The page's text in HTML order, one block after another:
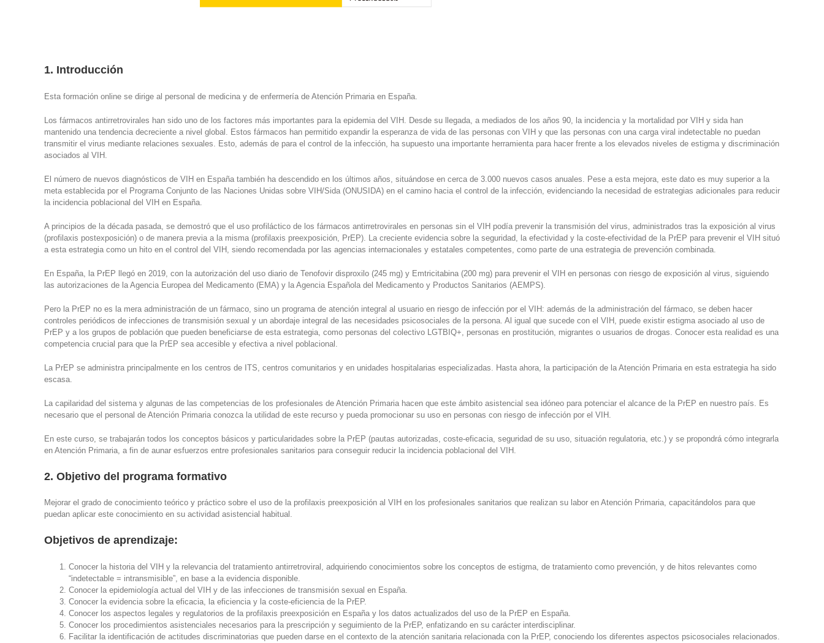
1. Introducción
Esta formación online se dirige al personal de medicina y de enfermería de Atención Primaria en España.
Los fármacos antirretrovirales han sido uno de los factores más importantes para la epidemia del VIH. Desde su llegada, a mediados de los años 90, la incidencia y la mortalidad por VIH y sida han
mantenido una tendencia decreciente a nivel global. Estos fármacos han permitido expandir la esperanza de vida de las personas con VIH y que las personas con una carga viral indetectable no puedan
transmitir el virus mediante relaciones sexuales. Esto, además de para el control de la infección, ha supuesto una importante herramienta para hacer frente a los elevados niveles de estigma y discriminación
asociados al VIH.
El número de nuevos diagnósticos de VIH en España también ha descendido en los últimos años, situándose en cerca de 3.000 nuevos casos anuales. Pese a esta mejora, este dato es muy superior a la
meta establecida por el Programa Conjunto de las Naciones Unidas sobre VIH/Sida (ONUSIDA) en el camino hacia el control de la infección, evidenciando la necesidad de estrategias adicionales para reducir
la incidencia poblacional del VIH en España.
A principios de la década pasada, se demostró que el uso profiláctico de los fármacos antirretrovirales en personas sin el VIH podía prevenir la transmisión del virus, administrados tras la exposición al virus
(profilaxis postexposición) o de manera previa a la misma (profilaxis preexposición, PrEP). La creciente evidencia sobre la seguridad, la efectividad y la coste-efectividad de la PrEP para prevenir el VIH situó
a esta estrategia como un hito en el control del VIH, siendo recomendada por las agencias internacionales y estatales competentes, como parte de una estrategia de prevención combinada.
En España, la PrEP llegó en 2019, con la autorización del uso diario de Tenofovir disproxilo (245 mg) y Emtricitabina (200 mg) para prevenir el VIH en personas con riesgo de exposición al virus, siguiendo
las autorizaciones de la Agencia Europea del Medicamento (EMA) y la Agencia Española del Medicamento y Productos Sanitarios (AEMPS).
Pero la PrEP no es la mera administración de un fármaco, sino un programa de atención integral al usuario en riesgo de infección por el VIH: además de la administración del fármaco, se deben hacer
controles periódicos de infecciones de transmisión sexual y un abordaje integral de las necesidades psicosociales de la persona. Al igual que sucede con el VIH, puede existir estigma asociado al uso de
PrEP y a los grupos de población que pueden beneficiarse de esta estrategia, como personas del colectivo LGTBIQ+, personas en prostitución, migrantes o usuarios de drogas. Conocer esta realidad es una
competencia crucial para que la PrEP sea accesible y efectiva a nivel poblacional.
La PrEP se administra principalmente en los centros de ITS, centros comunitarios y en unidades hospitalarias especializadas. Hasta ahora, la participación de la Atención Primaria en esta estrategia ha sido
escasa.
La capilaridad del sistema y algunas de las competencias de los profesionales de Atención Primaria hacen que este ámbito asistencial sea idóneo para potenciar el alcance de la PrEP en nuestro país. Es
necesario que el personal de Atención Primaria conozca la utilidad de este recurso y pueda promocionar su uso en personas con riesgo de infección por el VIH.
En este curso, se trabajarán todos los conceptos básicos y particularidades sobre la PrEP (pautas autorizadas, coste-eficacia, seguridad de su uso, situación regulatoria, etc.) y se propondrá cómo integrarla
en Atención Primaria, a fin de aunar esfuerzos entre profesionales sanitarios para conseguir reducir la incidencia poblacional del VIH.
2. Objetivo del programa formativo
Mejorar el grado de conocimiento teórico y práctico sobre el uso de la profilaxis preexposición al VIH en los profesionales sanitarios que realizan su labor en Atención Primaria, capacitándolos para que
puedan aplicar este conocimiento en su actividad asistencial habitual.
Objetivos de aprendizaje:
Conocer la historia del VIH y la relevancia del tratamiento antirretroviral, adquiriendo conocimientos sobre los conceptos de estigma, de tratamiento como prevención, y de hitos relevantes como
“indetectable = intransmisible”, en base a la evidencia disponible.
Conocer la epidemiología actual del VIH y de las infecciones de transmisión sexual en España.
Conocer la evidencia sobre la eficacia, la eficiencia y la coste-eficiencia de la PrEP.
Conocer los aspectos legales y regulatorios de la profilaxis preexposición en España y los datos actualizados del uso de la PrEP en España.
Conocer los procedimientos asistenciales necesarios para la prescripción y seguimiento de la PrEP, enfatizando en su carácter interdisciplinar.
Facilitar la identificación de actitudes discriminatorias que pueden darse en el contexto de la atención sanitaria relacionada con la PrEP, conociendo los diferentes aspectos psicosociales relacionados.